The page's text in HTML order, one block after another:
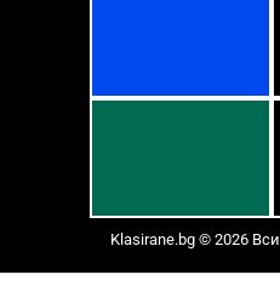
Klasirane.bg © 2026